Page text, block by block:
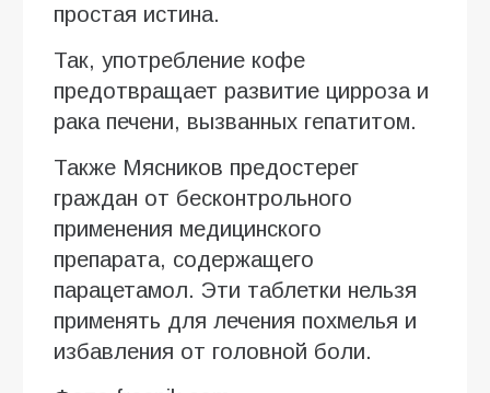
простая истина.
Так, употребление кофе
предотвращает развитие цирроза и
рака печени, вызванных гепатитом.
Также Мясников предостерег
граждан от бесконтрольного
применения медицинского
препарата, содержащего
парацетамол. Эти таблетки нельзя
применять для лечения похмелья и
избавления от головной боли.